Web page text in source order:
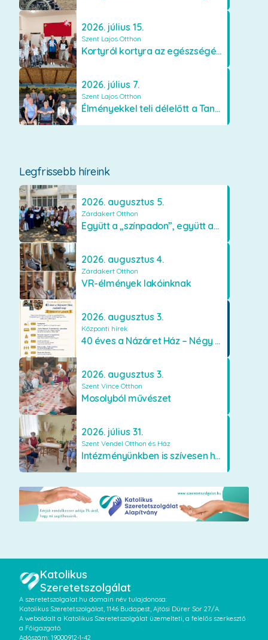
2026. július 15.
Szent Lajos Otthon
Kortyról kortyra az egészségért!
2026. július 7.
Szent Lajos Otthon
Élményekkel teli délelőtt a Tanyacsárdában
Legfrissebb híreink
2026. augusztus 5.
Zárdakert Otthon
Együtt a „színpadon”, együtt az élményekért 🎭✨
2026. augusztus 4.
Zárdakert Otthon
VR-élmények lakóinknak
2026. augusztus 3.
Központi hírek
40 éves a Názáret Ház – Négy évtized szeretetben és gondoskodásban
2026. augusztus 3.
Szent Vince Otthon
Mosolyból művészet
2026. július 31.
Szent Vendel Otthon és Ház
Intézményünkben is szívesen használják a VR szemüveget
Katolikus
Szeretetszolgálat
A szeretetszolgalat.hu domain név tulajdonosa:
Katolikus Szeretetszolgálat, 1146 Budapest, Ajtósi Dürer Sor 27/A.
A weboldalt a Katolikus Szeretetszolgálat üzemelteti, a felelős szerkesztő
a Főigazgató.
Adószám: 19000912-1-42